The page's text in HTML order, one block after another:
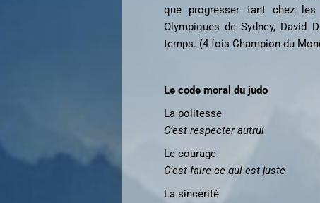
que progresser tant chez
Olympiques de Sydney, David
temps. (4 fois Champion du
Le code moral du judo
La politesse
C’est respecter autrui
Le courage
C’est faire ce qui est juste
La sincérité